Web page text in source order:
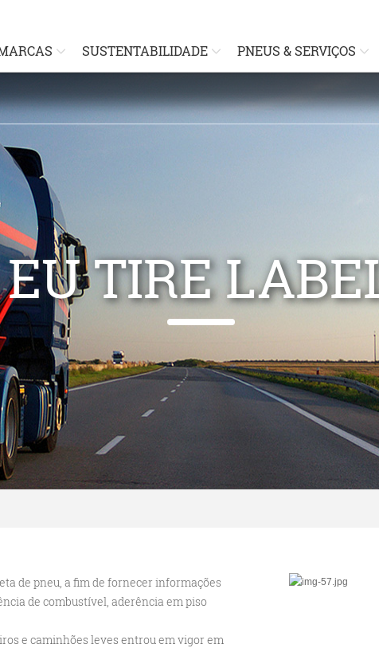
SUSTENTABILIDADE PNEUS & SERVIÇOS
EU TIRE
de pneu, a fim de fornecer informações
de combustível, aderência em piso
e caminhões leves entrou em vigor em